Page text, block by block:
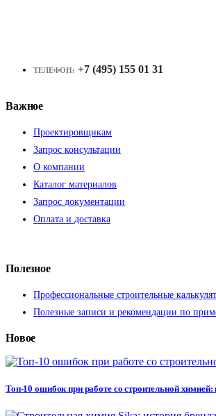
ТЕЛЕФОН: +7 (495) 155 01 31
Важное
Проектировщикам
Запрос консультации
О компании
Каталог материалов
Запрос документации
Оплата и доставка
Полезное
Профессиональные строительные
Полезные записи и рекомендации по
Новое
Топ-10 ошибок при работе со строительной